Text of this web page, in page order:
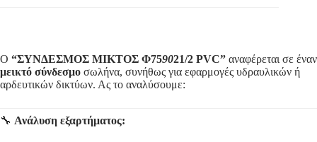
Ο “ΣΥΝΔΕΣΜΟΣ ΜΙΚΤΟΣ Φ759021/2 PVC” αναφέρεται σε έναν
μεικτό σύνδεσμο σωλήνα, συνήθως για εφαρμογές υδραυλικών ή
αρδευτικών δικτύων. Ας το αναλύσουμε:
🔧 Ανάλυση εξαρτήματος: